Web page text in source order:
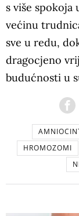
s više
većinu
sve u redu,
dragocjeno
budućnosti u
HROMOZOMI